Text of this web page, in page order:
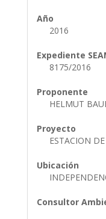
Año
2016
Expediente
8175/2016
Proponente
HELMUT
Proyecto
ESTACION
Ubicación
Consultor